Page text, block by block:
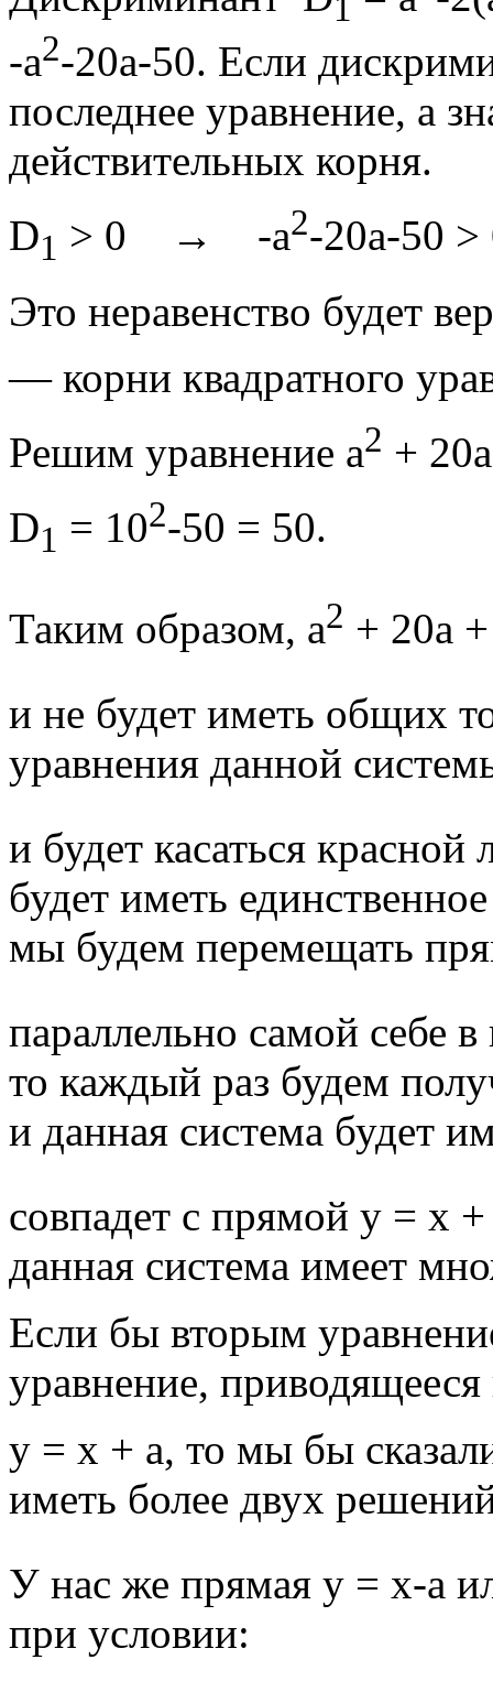
1
-а2-20а-50. Если
последнее уравнение, а
действительных корня.
D1 > 0 → -а2-20а-
Это неравенство будет
— корни квадратного
Решим уравнение а2 +
D1 = 102-50 = 50.
Таким образом, а2 + 20а
и не будет иметь общих
уравнения данной
и будет касаться
будет иметь
мы будем перемещать
параллельно самой себе
то каждый раз будем
и данная система будет
совпадет с прямой у = х +
данная система имеет
Если бы вторым
уравнение,
у = х + а, то мы бы
иметь более двух
У нас же прямая у = х-а
при условии: